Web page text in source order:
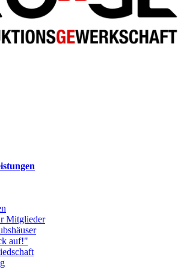
Mitglieder
auf!"